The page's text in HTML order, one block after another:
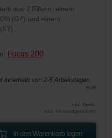
aus 2 Filtern, einem
(G4) und einem
Focus 200
innerhalb von 2-5 Arbeitstagen
EUR
inkl. MwSt.
exkl. Versandgebühren
In den Warenkorb legen